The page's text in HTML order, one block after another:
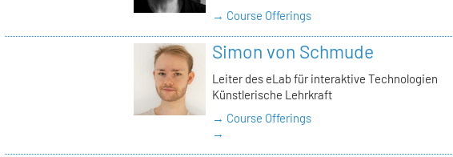
→ Course Offerings
Simon von Schmude
Leiter des eLab für interaktive Technologien
Künstlerische Lehrkraft
→ Course Offerings
→